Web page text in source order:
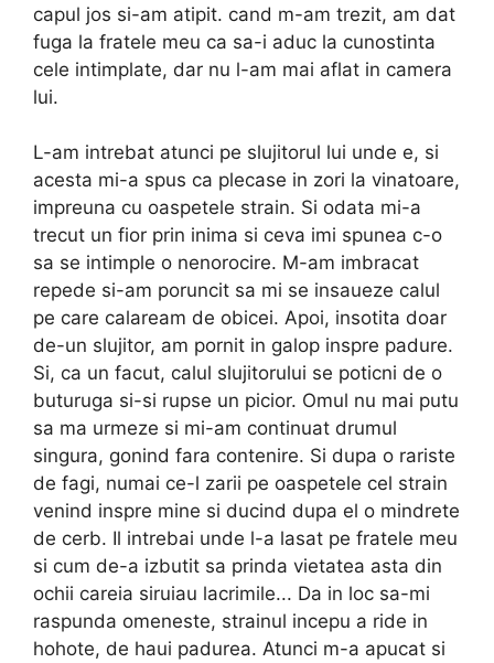
capul jos si-am atipit. cand m-am trezit, am dat
fuga la fratele meu ca sa-i aduc la cunostinta
cele intimplate, dar nu l-am mai aflat in camera
lui.
L-am intrebat atunci pe slujitorul lui unde e, si
acesta mi-a spus ca plecase in zori la vinatoare,
impreuna cu oaspetele strain. Si odata mi-a
trecut un fior prin inima si ceva imi spunea c-o
sa se intimple o nenorocire. M-am imbracat
repede si-am poruncit sa mi se insaueze calul
pe care calaream de obicei. Apoi, insotita doar
de-un slujitor, am pornit in galop inspre padure.
Si, ca un fa­cut, calul slujitorului se poticni de o
buturuga si-si rupse un picior. Omul nu mai putu
sa ma urmeze si mi-am continuat drumul
singura, gonind fara conte­nire. Si dupa o rariste
de fagi, numai ce-l zarii pe oas­petele cel strain
venind inspre mine si ducind dupa el o mindrete
de cerb. Il intrebai unde l-a lasat pe fratele meu
si cum de-a izbutit sa prinda vietatea asta din
ochii careia siruiau lacrimile... Da in loc sa-mi
raspunda omeneste, strainul incepu a ride in
hohote, de haui padurea. Atunci m-a apucat si